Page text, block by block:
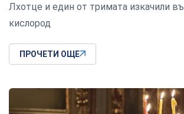
Лхотце и един от тримата изкачили
кислород
ПРОЧЕТИ ОЩЕ